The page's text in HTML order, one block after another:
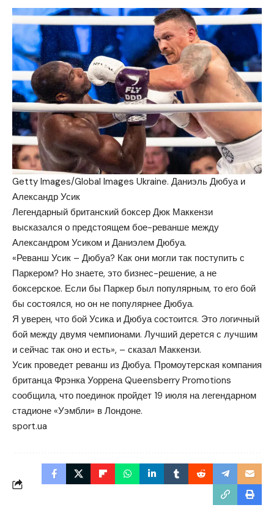
Getty Images/Global Images Ukraine. Даниэль Дюбуа и
Александр Усик
Легендарный британский боксер Дюк Маккензи
высказался о предстоящем бое-реванше между
Александром Усиком и Даниэлем Дюбуа.
«Реванш Усик – Дюбуа? Как они могли так поступить с
Паркером? Но знаете, это бизнес-решение, а не
боксерское. Если бы Паркер был популярным, то его бой
бы состоялся, но он не популярнее Дюбуа.
Я уверен, что бой Усика и Дюбуа состоится. Это логичный
бой между двумя чемпионами. Лучший дерется с лучшим
и сейчас так оно и есть», – сказал Маккензи.
Усик проведет реванш из Дюбуа. Промоутерская компания
британца Фрэнка Уоррена Queensberry Promotions
сообщила, что поединок пройдет 19 июля на легендарном
стадионе «Уэмбли» в Лондоне.
sport.ua